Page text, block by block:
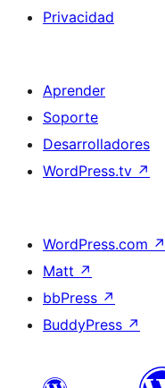
Privacidad
Aprender
Soporte
Desarrolladores
WordPress.tv ↗
WordPress.com ↗
Matt ↗
bbPress ↗
BuddyPress ↗